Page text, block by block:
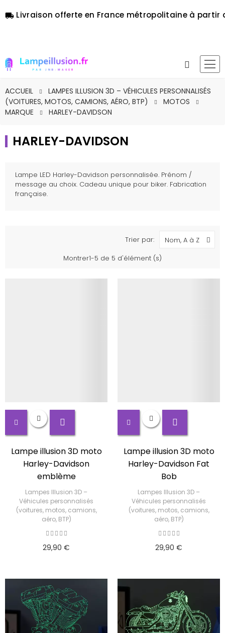
local_shipping Livraison offerte en France métropolitaine à partir
ACCUEIL
LAMPES ILLUSION 3D – VÉHICULES PERSONNALISÉS
(VOITURES, MOTOS, CAMIONS, AÉRO, BTP)
MOTOS
MARQUE
HARLEY-DAVIDSON
HARLEY-DAVIDSON
Lampe LED Harley-Davidson personnalisée. Prénom /
message au choix. Cadeau unique pour biker. Fabrication
française.
Trier par:
Nom, A à Z
Montrer1-5 de 5 d'élément (s)
Lampe illusion 3D moto
Harley-Davidson
emblème
Lampes Illusion 3D –
Véhicules personnalisés
(voitures, motos, camions,
aéro, BTP)
29,90 €
Lampe illusion 3D moto
Harley-Davidson Fat
Bob
Lampes Illusion 3D –
Véhicules personnalisés
(voitures, motos, camions,
aéro, BTP)
29,90 €